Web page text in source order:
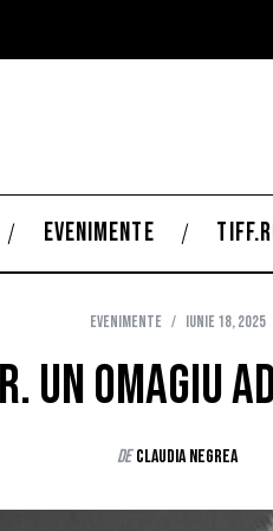
EVENIMENTE
Evenimente iunie 18, 2025
Un omagiu
de Claudia Negrea